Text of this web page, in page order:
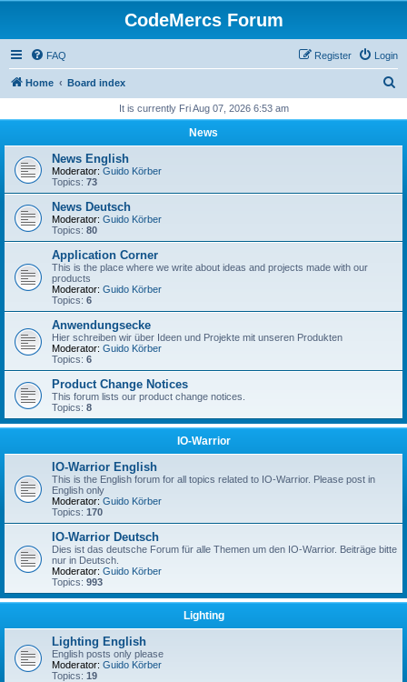
CodeMercs Forum
FAQ Login
Register
Home Board index
r
h
It is currently Fri Aug 07, 2026 6:53 am
News
News English
Moderator: Guido Körber
Topics: 73
News Deutsch
Moderator: Guido Körber
Topics: 80
Application Corner
This is the place where we write about ideas and projects made with our
products
Moderator: Guido Körber
Topics: 6
Anwendungsecke
Hier schreiben wir über Ideen und Projekte mit unseren Produkten
Moderator: Guido Körber
Topics: 6
Product Change Notices
This forum lists our product change notices.
Topics: 8
IO-Warrior
IO-Warrior English
This is the English forum for all topics related to IO-Warrior. Please post in
English only
Moderator: Guido Körber
Topics: 170
IO-Warrior Deutsch
Dies ist das deutsche Forum für alle Themen um den IO-Warrior. Beiträge bitte
nur in Deutsch.
Moderator: Guido Körber
Topics: 993
Lighting
Lighting English
English posts only please
Moderator: Guido Körber
Topics: 19